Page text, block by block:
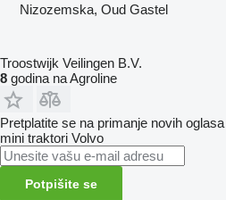
Nizozemska, Oud Gastel
Troostwijk Veilingen B.V.
8 godina na Agroline
Pretplatite se na primanje novih
mini traktori Volvo
Potpišite se